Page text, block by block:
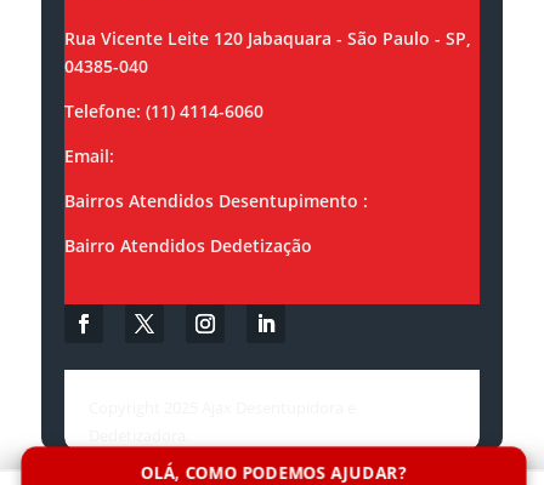
Rua Vicente Leite 120 Jabaquara - São Paulo - SP,
04385-040
Telefone: (11) 4114-6060
Email:
Bairros Atendidos Desentupimento :
Bairro Atendidos Dedetização
OLÁ, COMO PODEMOS AJUDAR?